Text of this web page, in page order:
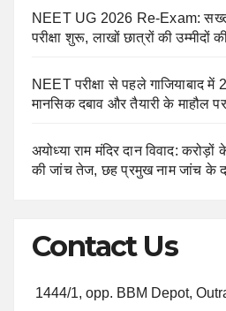
NEET UG 2026 Re-Exam: सख्त
परीक्षा शुरू, लाखों छात्रों की उम्मीदों
NEET परीक्षा से पहले गाजियाबाद में
मानसिक दबाव और तैयारी के माहौल
अयोध्या राम मंदिर दान विवाद:
की जांच तेज, छह प्रमुख नाम जांच के
Contact Us
1444/1, opp. BBM Depot,